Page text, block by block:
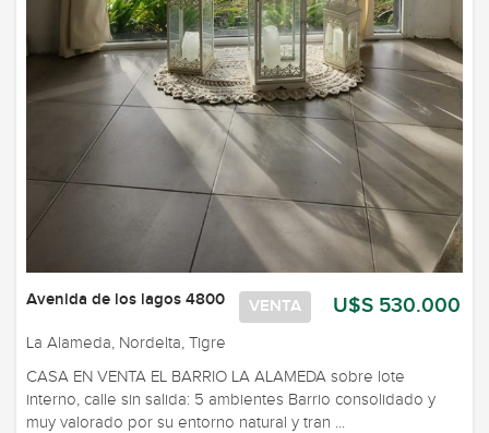
U$S 530.000
VENTA
Avenida de los lagos 4800
La Alameda, Nordelta, Tigre
CASA EN VENTA EL BARRIO LA ALAMEDA sobre lote
interno, calle sin salida: 5 ambientes Barrio consolidado y
muy valorado por su entorno natural y tran ...